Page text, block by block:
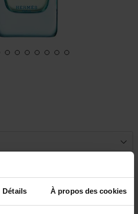
Détails À propos des cookies